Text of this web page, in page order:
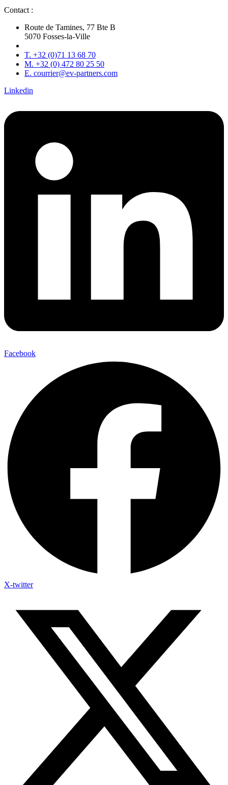
Contact :
Route de Tamines, 77 Bte B
5070 Fosses-la-Ville
T. +32 (0)71 13 68 70
M. +32 (0) 472 80 25 50
E. courrier@ev-partners.com
Linkedin
Facebook
X-twitter